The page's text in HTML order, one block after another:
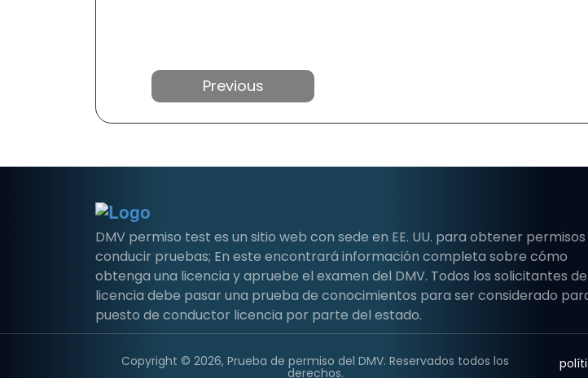
Anterior
DMV permiso test es un sitio web con sede en EE. UU. para obtener
conducir pruebas; En este encontrará información completa sobre cómo
obtenga una licencia y apruebe el examen del DMV. Todos los solicitantes de
licencia debe pasar una prueba de conocimientos para ser considerado
puesto de conductor licencia por parte del estado.
Copyright © 2026, Prueba de permiso del DMV. Reservados todos los
derechos.